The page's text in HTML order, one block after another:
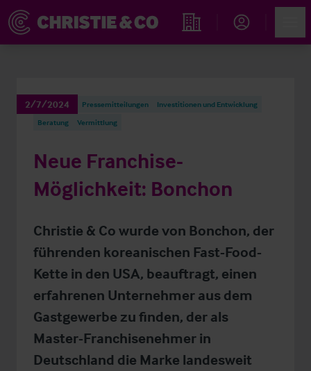
Immobiliensuche
2/7/2024 Pressemitteilungen
Investitionen und Entwicklung
Beratung
Vermittlung
Neue Franchise-
Möglichkeit: Bonchon
Christie & Co wurde von Bonchon, der
führenden koreanischen Fast-Food-
Kette in den USA, beauftragt, einen
erfahrenen Unternehmer aus dem
Gastgewerbe zu finden, der als
Master-Franchisenehmer in
Deutschland die Marke landesweit